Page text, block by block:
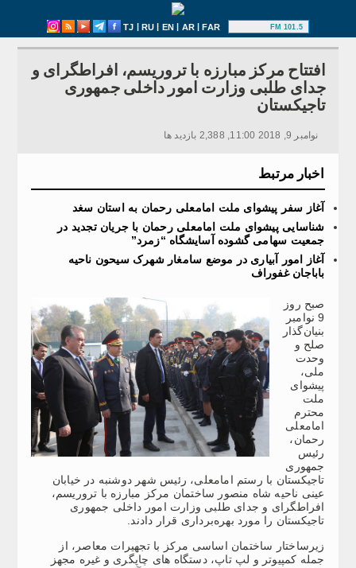
TJ | RU | EN | AR|FAR 101.5 FM
افتتاح مرکز مبارزه با تروریسم، افراطگرای و
جدای طلبی وزارت امور داخلی جمهوری
تاجیکستان
نوامبر 9, 2018 11:00, 2,388 بازدید ها
اخبار مرتبط
آغاز سفر پیشوای ملت امامعلی رحمان به استان سغد
شناسایی پیشوای ملت امامعلی رحمان با جریان تجدید در
جمعیت سهامی گشوده آسایشگاه “زمرد”
آغاز امور آبیاری در موضع سامغار شهرک سیحون ناحیه
باباجان غفوراف
صبح روز
9 نوامبر
بنیان‌گذار
صلح و
وحدت
ملی،
پیشوای
ملت
محترم
امامعلی
رحمان،
رئیس
جمهوری
تاجیکستان با رستم امامعلی، رئیس شهر دوشنبه در خیابان
عینی ناحیه شاه منصور ساختمان مرکز مبارزه با تروریسم،
افراطگرای و جدای طلبی وزارت امور داخلی جمهوری
تاجیکستان را مورد بهره‌برداری قرار دادند.
زیر‌ساختار ساختمان اساسی مرکز با تجهیرات معاصر، از
جمله کمپیوتر و لپ تاپ، دستگاه های چاپگری و غیره مجهز